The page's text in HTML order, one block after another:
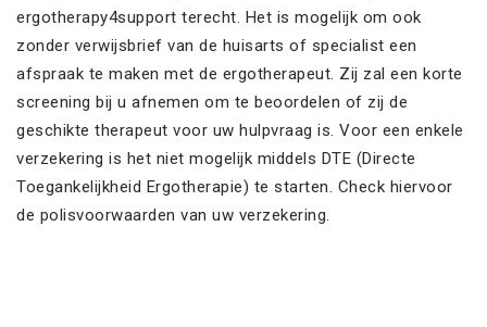
ergotherapy4support terecht. Het is mogelijk om ook
zonder verwijsbrief van de huisarts of specialist een
afspraak te maken met de ergotherapeut. Zij zal een korte
screening bij u afnemen om te beoordelen of zij de
geschikte therapeut voor uw hulpvraag is. Voor een enkele
verzekering is het niet mogelijk middels DTE (Directe
Toegankelijkheid Ergotherapie) te starten. Check hiervoor
de polisvoorwaarden van uw verzekering.